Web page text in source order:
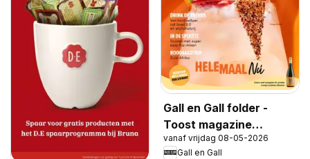
Gall en Gall folder -
Toost magazine
voorjaar 2026
vanaf vrijdag 08-05-2026
Gall en Gall